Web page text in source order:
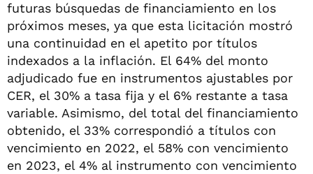
futuras búsquedas de financiamiento en los
próximos meses, ya que esta licitación mostró
una continuidad en el apetito por títulos
indexados a la inflación. El 64% del monto
adjudicado fue en instrumentos ajustables por
CER, el 30% a tasa fija y el 6% restante a tasa
variable. Asimismo, del total del financiamiento
obtenido, el 33% correspondió a títulos con
vencimiento en 2022, el 58% con vencimiento
en 2023, el 4% al instrumento con vencimiento